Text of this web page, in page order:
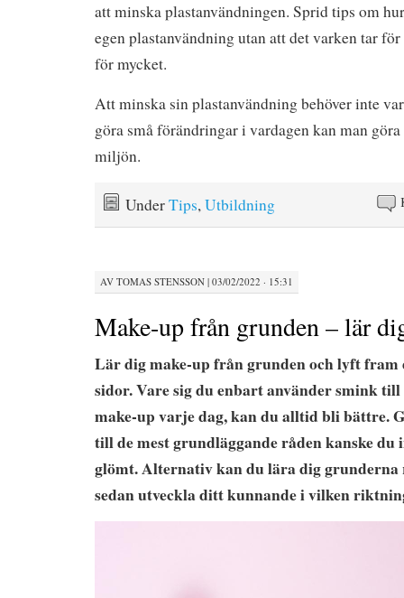
att minska plastanvändningen. Sprid tips om
egen plastanvändning utan att det varken tar
för mycket.
Att minska sin plastanvändning behöver inte
göra små förändringar i vardagen kan man
miljön.
UnderTips,Utbildning
AV TOMAS STENSSON | 03/02/2022 · 15:31
Make-up från grunden – lär
Lär dig make-up från grunden och lyft fram
sidor. Vare sig du enbart använder smink
make-up varje dag, kan du alltid bli bättre.
till de mest grundläggande råden kanske du
glömt. Alternativ kan du lära dig
sedan utveckla ditt kunnande i vilken